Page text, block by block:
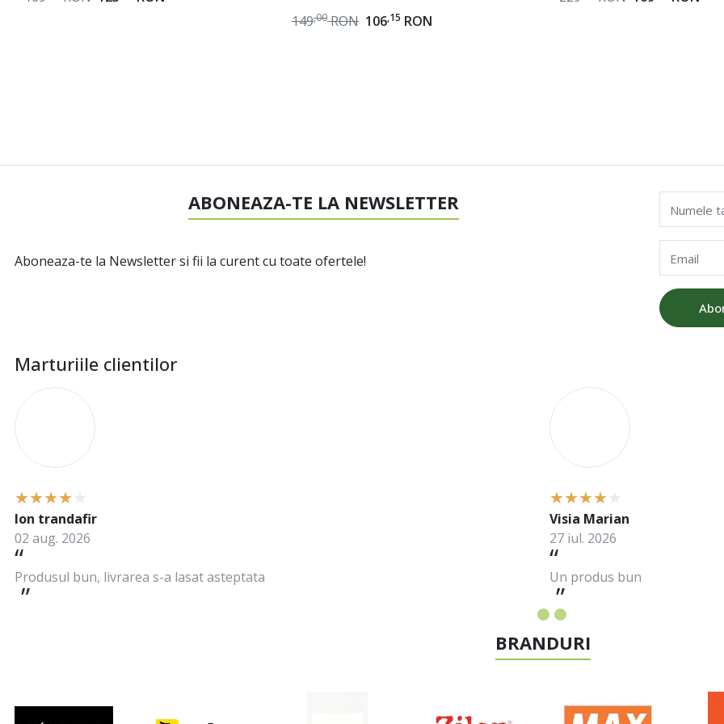
106,15 RON
149,00 RON
ABONEAZA-TE LA NEWSLETTER
Aboneaza-te la Newsletter si fii la curent cu toate ofertele!
Numele
Email
Marturiile clientilor
Produsul bun, livrarea s-a lasat asteptata
Ion trandafir
02 aug. 2026
Un produs bun
Visia Marian
27 iul. 2026
BRANDURI